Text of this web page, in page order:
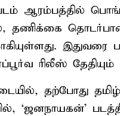
ஆரம்பத்தில்
தொடர்பான
ரிலீஸ்
தற்போது
‘ஜனநாயகன்’